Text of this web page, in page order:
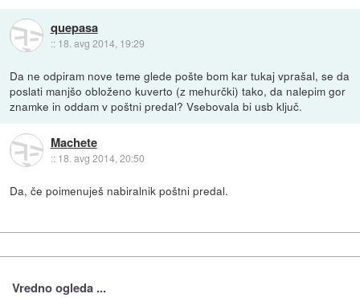
quepasa
:: 18. avg 2014, 19:29
Da ne odpiram nove teme glede pošte bom kar tukaj vprašal, se da
poslati manjšo obloženo kuverto (z mehurčki) tako, da nalepim gor
znamke in oddam v poštni predal? Vsebovala bi usb ključ.
Machete
:: 18. avg 2014, 20:50
Da, če poimenuješ nabiralnik poštni predal.
Vredno ogleda ...